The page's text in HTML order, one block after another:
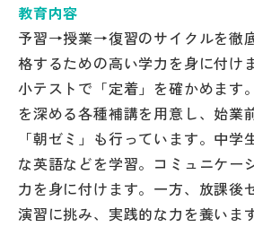
運営会社
教育内容
予習→授業→復習のサイクルを徹
格するための高い学力を身に付け
小テストで「定着」を確かめます
を深める各種補講を用意し、始業
「朝ゼミ」も行っています。中学
な英語などを学習。コミュニケー
力を身に付けます。一方、放課後
演習に挑み、実践的な力を養いま